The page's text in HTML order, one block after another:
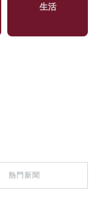
生活
熱門新聞